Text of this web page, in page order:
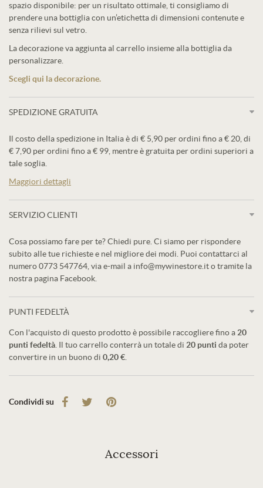
spazio disponibile: per un risultato ottimale, ti consigliamo di
prendere una bottiglia con un’etichetta di dimensioni contenute e
senza rilievi sul vetro.
La decorazione va aggiunta al carrello insieme alla bottiglia da
personalizzare.
Scegli qui la decorazione.
SPEDIZIONE GRATUITA
Il costo della spedizione in Italia è di € 5,90 per ordini fino a € 20, di
€ 7,90 per ordini fino a € 99, mentre è gratuita per ordini superiori a
tale soglia.
Maggiori dettagli
SERVIZIO CLIENTI
Cosa possiamo fare per te? Chiedi pure. Ci siamo per rispondere
subito alle tue richieste e nel migliore dei modi. Puoi contattarci al
numero 0773 547764, via e-mail a info@mywinestore.it o tramite la
nostra pagina Facebook.
PUNTI FEDELTÀ
Con l'acquisto di questo prodotto è possibile raccogliere fino a 20
punti fedeltà . Il tuo carrello conterrà un totale di 20 punti da poter
convertire in un buono di 0,20 €
Condividi su
Accessori